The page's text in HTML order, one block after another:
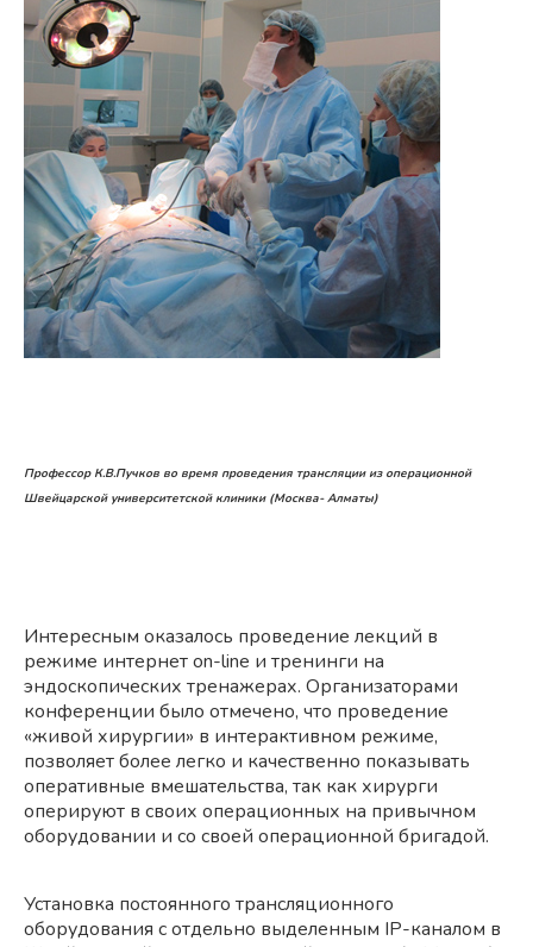
Профессор К.В.Пучков во время проведения трансляции из операционной
Швейцарской университетской клиники (Москва- Алматы)
Интересным оказалось проведение лекций в
режиме интернет on-line и тренинги на
эндоскопических тренажерах. Организаторами
конференции было отмечено, что проведение
«живой хирургии» в интерактивном режиме,
позволяет более легко и качественно показывать
оперативные вмешательства, так как хирурги
оперируют в своих операционных на привычном
оборудовании и со своей операционной бригадой.
Установка постоянного трансляционного
оборудования с отдельно выделенным IP-каналом в